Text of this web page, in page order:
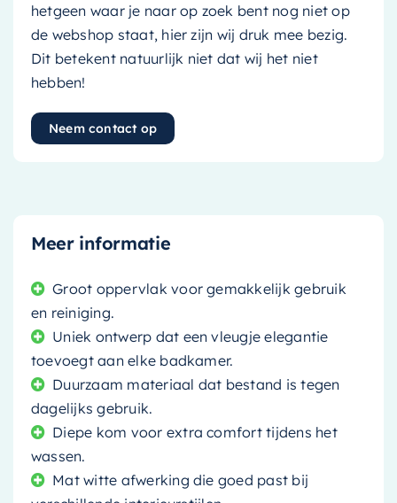
hetgeen waar je naar op zoek bent nog niet op
de webshop staat, hier zijn wij druk mee bezig.
Dit betekent natuurlijk niet dat wij het niet
hebben!
Neem contact op
Meer informatie
Groot oppervlak voor gemakkelijk gebruik
en reiniging.
Uniek ontwerp dat een vleugje elegantie
toevoegt aan elke badkamer.
Duurzaam materiaal dat bestand is tegen
dagelijks gebruik.
Diepe kom voor extra comfort tijdens het
wassen.
Mat witte afwerking die goed past bij